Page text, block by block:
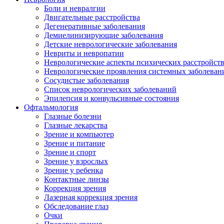
Боли и невралгии
Двигательные расстройства
Дегенеративные заболевания
Демиелинизирующие заболевания
Детские неврологические заболевания
Невриты и невропатии
Неврологические аспекты психических расстройств
Неврологические проявления системных
Сосудистые заболевания
Список неврологических заболеваний
Эпилепсия и конвульсивные состояния
Офтальмология
Глазные болезни
Глазные лекарства
Зрение и компьютер
Зрение и питание
Зрение и спорт
Зрение у взрослых
Зрение у ребенка
Контактные линзы
Коррекция зрения
Лазерная коррекция зрения
Обследование глаз
Очки